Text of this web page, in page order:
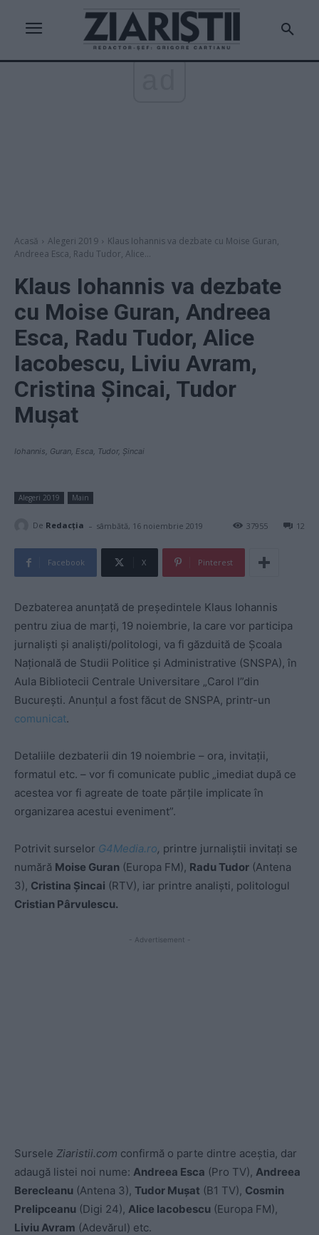
Acasă Alegeri 2019
Klaus Iohannis va dezbate cu Moise Guran,
Andreea Esca, Radu Tudor, Alice...
Klaus Iohannis va dezbate
cu Moise Guran, Andreea
Esca, Radu Tudor, Alice
Iacobescu, Liviu Avram,
Cristina Șincai, Tudor
Mușat
Iohannis, Guran, Esca, Tudor, Șincai
Alegeri 2019 Main
De Redacţia - sâmbătă, 16 noiembrie 2019 12
37955
Facebook X Pinterest
Dezbaterea anunțată de președintele Klaus Iohannis
pentru ziua de marți, 19 noiembrie, la care vor participa
jurnaliști și analiști/politologi, va fi găzduită de Școala
Națională de Studii Politice și Administrative (SNSPA), în
Aula Bibliotecii Centrale Universitare „Carol I”din
București. Anunțul a fost făcut de SNSPA, printr-un
comunicat.
Detaliile dezbaterii din 19 noiembrie – ora, invitații,
formatul etc. – vor fi comunicate public „imediat după ce
acestea vor fi agreate de toate părțile implicate în
organizarea acestui eveniment”.
Potrivit surselor G4Media.ro, printre jurnaliștii invitați se
numără Moise Guran (Europa FM), Radu Tudor (Antena
3), Cristina Șincai (RTV), iar printre analiști, politologul
Cristian Pârvulescu.
- Advertisement -
Sursele Ziaristii.com confirmă o parte dintre aceștia, dar
adaugă listei noi nume: Andreea Esca (Pro TV), Andreea
Berecleanu (Antena 3), Tudor Mușat (B1 TV), Cosmin
Prelipceanu (Digi 24), Alice Iacobescu (Europa FM),
Liviu Avram (Adevărul) etc.